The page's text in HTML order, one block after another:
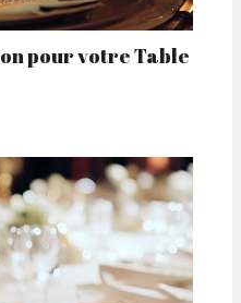
pour votre Table